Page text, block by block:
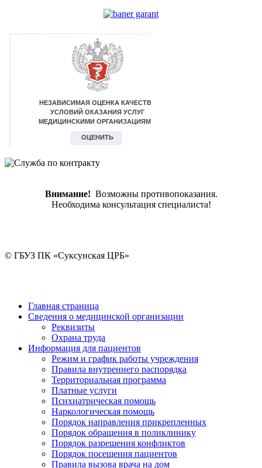
Внимание! Возможны противопоказания.
Необходима консультация специалиста!
© ГБУЗ ПК «Суксунская ЦРБ»
Главная страница
Сведения о медицинской организации
Реквизиты
Охрана труда
Информация для пациентов
Режим и график работы учреждения
Правила внутреннего распорядка
Территориальная программа
Платные услуги
Психиатрическая помощь
Наркологическая помощь
Порядок направления прикрепленных
Порядок обращения в поликлинику
Порядок разрешения конфликтов
Порядок посещения пациентов
Правила вызова врача на дом